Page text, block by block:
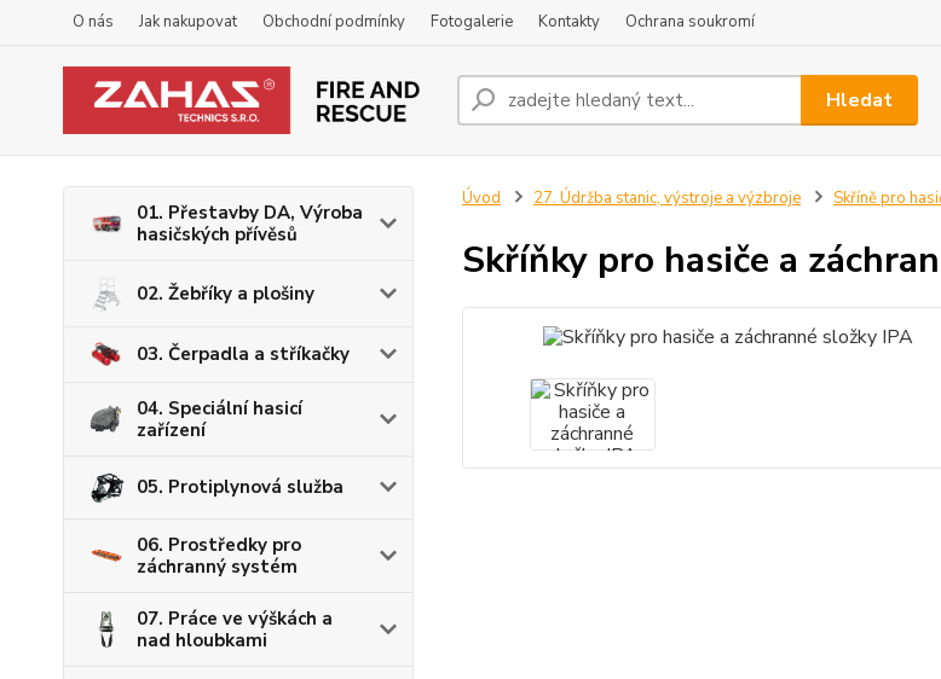
O nás Jak nakupovat Obchodní podmínky Fotogalerie Kontakty Ochrana soukromí
Hledat
01. Přestavby DA, Výroba
hasičských přívěsů
02. Žebříky a plošiny
03. Čerpadla a stříkačky
04. Speciální hasicí
zařízení
05. Protiplynová služba
06. Prostředky pro
záchranný systém
07. Práce ve výškách a
nad hloubkami
Úvod 27. Údržba stanic, výstroje a výzbroje Skříně pro
Skříňky pro hasiče a